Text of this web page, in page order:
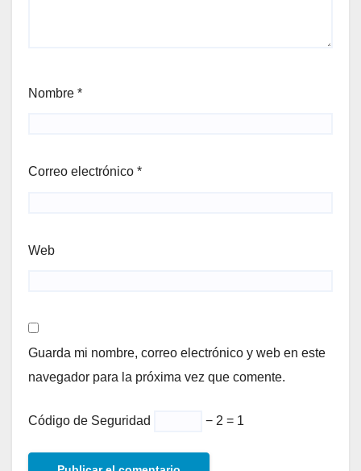
Nombre *
Correo electrónico *
Web
Guarda mi nombre, correo electrónico y web en este
navegador para la próxima vez que comente.
Código de Seguridad − 2 = 1